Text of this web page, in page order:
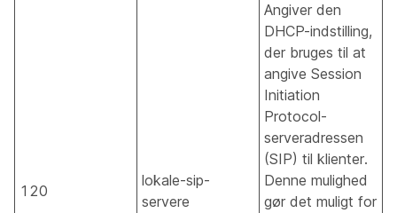
120
lokale-sip-
servere
Angiver den
DHCP-indstilling,
der bruges til at
angive Session
Initiation
Protocol-
serveradressen
(SIP) til klienter.
Denne mulighed
gør det muligt for